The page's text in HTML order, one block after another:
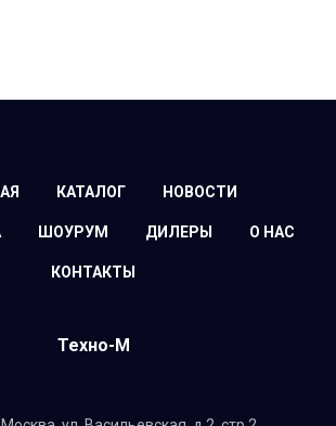
КАТАЛОГ НОВОСТИ
ШОУРУМ ДИЛЕРЫ О НАС
КОНТАКТЫ
Техно-М